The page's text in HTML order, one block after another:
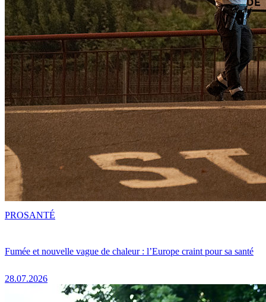
Fumée et nouvelle vague de chaleur : l’Europe craint pour sa santé
28.07.2026
PROSANTÉ